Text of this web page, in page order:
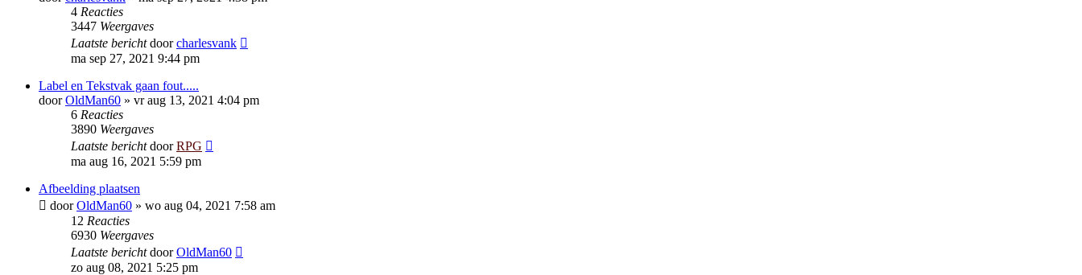
4 Reacties
3447 Weergaves
Laatste berichtdoorcharlesvank
ma sep 27, 2021 9:44 pm
Label en Tekstvak gaan fout.....
doorOldMan60 » vr aug 13, 2021 4:04 pm
6 Reacties
3890 Weergaves
Laatste berichtdoorRPG
ma aug 16, 2021 5:59 pm
Afbeelding plaatsen
doorOldMan60 » wo aug 04, 2021 7:58 am
12 Reacties
6930 Weergaves
Laatste berichtdoorOldMan60
zo aug 08, 2021 5:25 pm